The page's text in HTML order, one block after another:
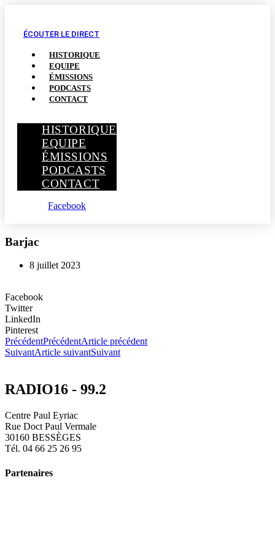
ÉCOUTER LE DIRECT
HISTORIQUE
EQUIPE
ÉMISSIONS
PODCASTS
CONTACT
HISTORIQUE
EQUIPE
ÉMISSIONS
PODCASTS
CONTACT
Facebook
Barjac
8 juillet 2023
Facebook
Twitter
LinkedIn
Pinterest
PrécédentPrécédentArticle précédent
SuivantArticle suivantSuivant
RADIO16 - 99.2
Centre Paul Eyriac
Rue Doct Paul Vermale
30160 BESSÈGES
Tél. 04 66 25 26 95
Partenaires